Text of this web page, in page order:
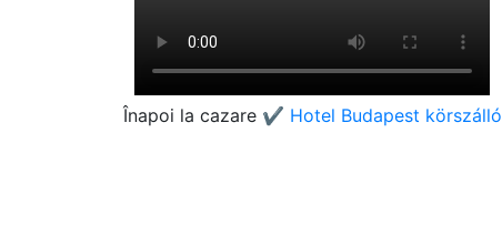
Înapoi la cazare ✔️ Hotel Budapest körszálló